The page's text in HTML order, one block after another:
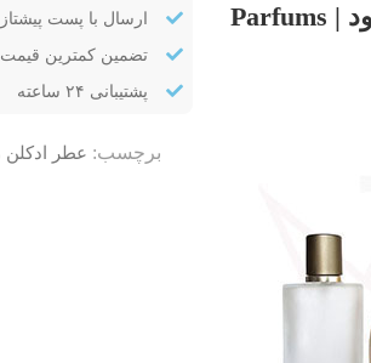
عطر ادکلن مارلی هرود | Parfums
ارسال با پست پیشتاز
تضمین کمترین قیمت
پشتیبانی ۲۴ ساعته
برچسب: